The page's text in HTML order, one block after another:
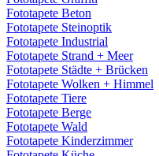
Fototapete Beton
Fototapete Steinoptik
Fototapete Industrial
Fototapete Strand + Meer
Fototapete Städte + Brücken
Fototapete Wolken + Himmel
Fototapete Tiere
Fototapete Berge
Fototapete Wald
Fototapete Kinderzimmer